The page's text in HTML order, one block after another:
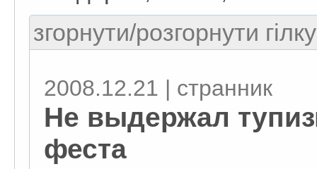
згорнути/розгорнути
2008.12.21 | странник
Не выдержал
феста